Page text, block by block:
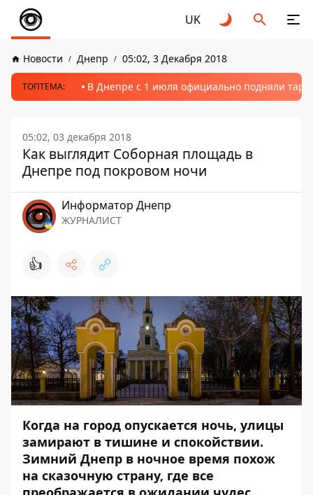
UK
Новости Днепр 05:02, 3 Декабря 2018
ТОПТЕМА: В Днепре с 1 июля официально подняли
05:02, 03 декабря 2018
Как выглядит Соборная площадь в
Днепре под покровом ночи
Информатор Днепр
ЖУРНАЛИСТ
👍
Когда на город опускается ночь, улицы
замирают в тишине и спокойствии.
Зимний Днепр в ночное время похож
на сказочную страну, где все